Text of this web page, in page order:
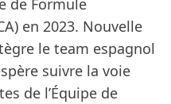
de Formule
en 2023. Nouvelle
le team espagnol
suivre la voie
de l’Équipe de